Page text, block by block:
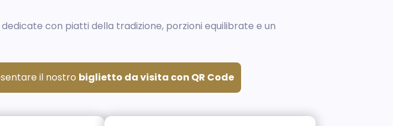
con piatti della tradizione, porzioni equilibrate e un
il nostro biglietto da visita con QR Code